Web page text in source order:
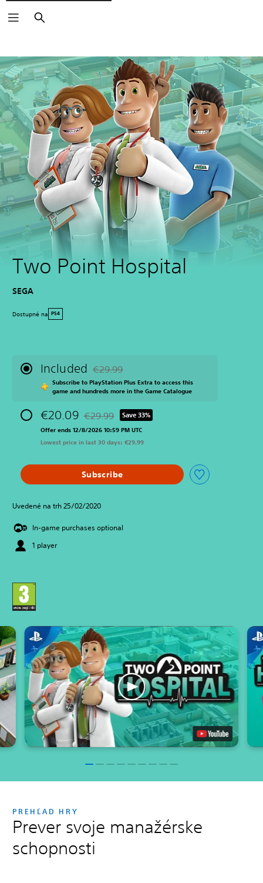
Vyhľadať
Two Point Hospital
SEGA
Dostupné na PS4
Included Discounted from original price of €29.99
€29.99
Subscribe to PlayStation Plus Extra to access this
game and hundreds more in the Game Catalogue
€20.09 Discounted from original price of €29.99
€29.99 Save 33%
Offer ends 12/8/2026 10:59 PM UTC
Lowest price in last 30 days: €29.99
Subscribe
Uvedené na trh 25/02/2020
In-game purchases optional
1 player
PREHĽAD HRY
Prever svoje manažérske
schopnosti